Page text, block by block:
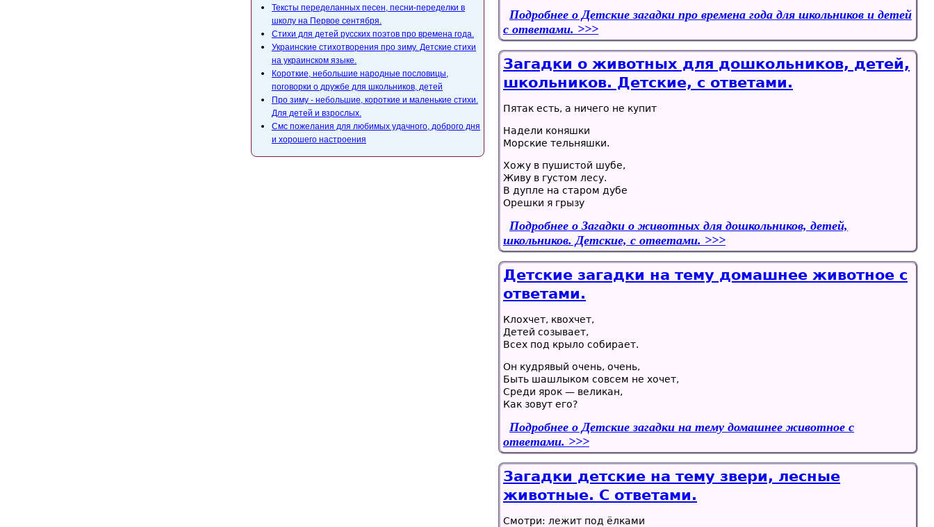
Подробнее о Детские загадки про времена года для школьников и детей
с ответами.
Загадки о животных для дошкольников, детей,
школьников. Детские, с ответами.
Пятак есть, а ничего не купит
Надели коняшки
Морские тельняшки.
Хожу в пушистой шубе,
Живу в густом лесу.
В дупле на старом дубе
Орешки я грызу
Подробнее о Загадки о животных для дошкольников, детей,
школьников. Детские, с ответами.
Детские загадки на тему домашнее животное с
ответами.
Клохчет, квохчет,
Детей созывает,
Всех под крыло собирает.
Он кудрявый очень, очень,
Быть шашлыком совсем не хочет,
Среди ярок — великан,
Как зовут его?
Подробнее о Детские загадки на тему домашнее животное с
ответами.
Загадки детские на тему звери, лесные
животные. С ответами.
Смотри: лежит под ёлками
Тексты переделанных песен, песни-переделки в
школу на Первое сентября.
Стихи для детей русских поэтов про времена года.
Украинские стихотворения про зиму. Детские стихи
на украинском языке.
Короткие, небольшие народные пословицы,
поговорки о дружбе для школьников, детей
Про зиму - небольшие, короткие и маленькие стихи.
Для детей и взрослых.
Смс пожелания для любимых удачного, доброго дня
и хорошего настроения